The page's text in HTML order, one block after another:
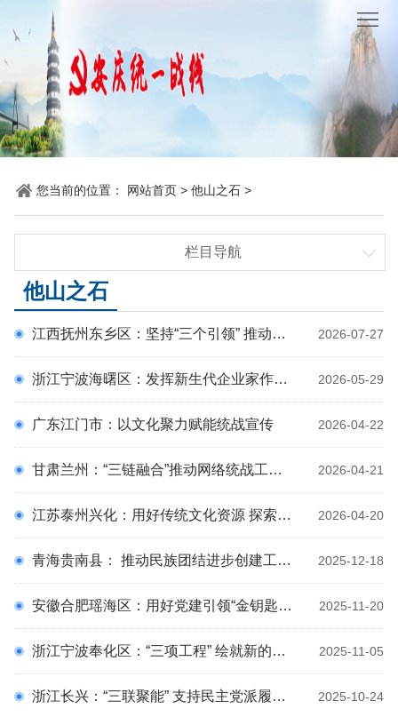
站
首
页
要
闻
聚
统
战
各
您当前的位置： 网站首页 > 他山之石 >
栏目导航
统战时讯
各地动态
他山之石
理论园地
统战百科
通知公告
预决算公开
专题专栏
统战文化
他山之石
2026-07-27
江西抚州东乡区：坚持“三个引领” 推动新的社会阶层人士统战工作高质量发展
2026-05-29
浙江宁波海曙区：发挥新生代企业家作用 助推大赛成果向现实生产力转化
2026-04-22
广东江门市：以文化聚力赋能统战宣传
2026-04-21
甘肃兰州：“三链融合”推动网络统战工作释放新能量
2026-04-20
江苏泰州兴化：用好传统文化资源 探索凝心聚力路径
2025-12-18
青海贵南县： 推动民族团结进步创建工作走深走实
2025-11-20
安徽合肥瑶海区：用好党建引领“金钥匙” 画好多元共治“同心圆”
2025-11-05
浙江宁波奉化区：“三项工程” 绘就新的社会阶层人士“同心圆”
2025-10-24
浙江长兴：“三联聚能” 支持民主党派履职能力建设